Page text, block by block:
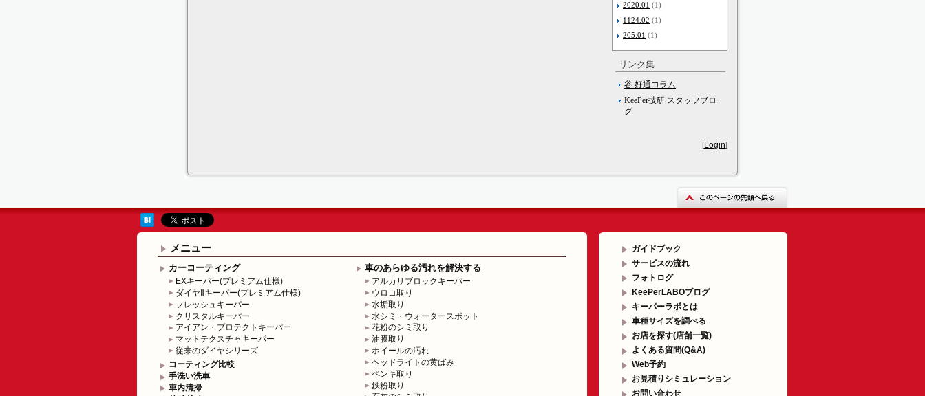
2020.01 (1)
1124.02 (1)
205.01 (1)
リンク集
谷 好通コラム
KeePer技研 スタッフブロ
グ
[Login]
メニュー
カーコーティング
EXキーパー(プレミアム仕様)
ダイヤⅡキーパー(プレミアム仕様)
フレッシュキーパー
クリスタルキーパー
アイアン・プロテクトキーパー
マットテクスチャキーパー
従来のダイヤシリーズ
コーティング比較
手洗い洗車
車内清掃
車のあらゆる汚れを解決する
アルカリブロックキーパー
ウロコ取り
水垢取り
水シミ・ウォータースポット
花粉のシミ取り
油膜取り
ホイールの汚れ
ヘッドライトの黄ばみ
ペンキ取り
鉄粉取り
ガイドブック
サービスの流れ
フォトログ
KeePerLABOブログ
キーパーラボとは
車種サイズを調べる
お店を探す(店舗一覧)
よくある質問(Q&A)
Web予約
お見積りシミュレーション
お問い合わせ